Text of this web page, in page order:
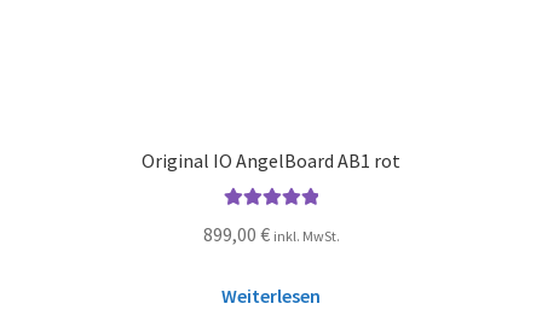
Original IO AngelBoard AB1 rot
5.00
899,00 € inkl. MwSt.
Weiterlesen